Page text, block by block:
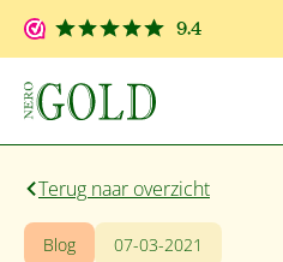
Ga naar de hoofdinhoud
9.4
Terug naar overzicht
Blog 07-03-2021